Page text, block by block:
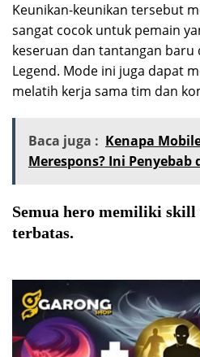
Keunikan-keunikan tersebut
sangat cocok untuk pemain
keseruan dan tantangan
Legend. Mode ini juga dapat
melatih kerja sama tim dan
Baca juga : Kenapa
Merespons? Ini Penyebab
Semua hero memiliki
terbatas.